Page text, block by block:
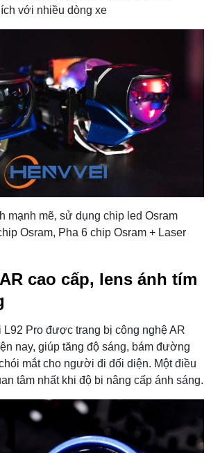
với nhiều dòng xe
mạnh mẽ, sử dụng chip led Osram
Osram, Pha 6 chip Osram + Laser
cao cấp, lens ánh tím
L92 Pro được trang bị công nghệ AR
nay, giúp tăng độ sáng, bám đường
mắt cho người đi đối diện. Một điều
tâm nhất khi độ bi nâng cấp ánh sáng.